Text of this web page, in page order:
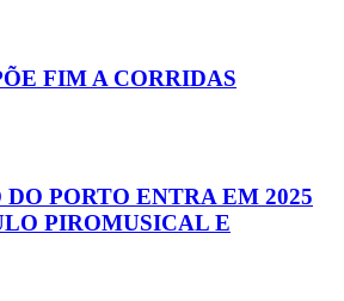
FIM A CORRIDAS
PORTO ENTRA EM 2025
PIROMUSICAL E